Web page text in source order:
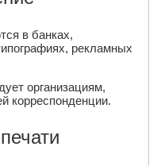
в банках,
рекламных
организациям,
корреспонденции.